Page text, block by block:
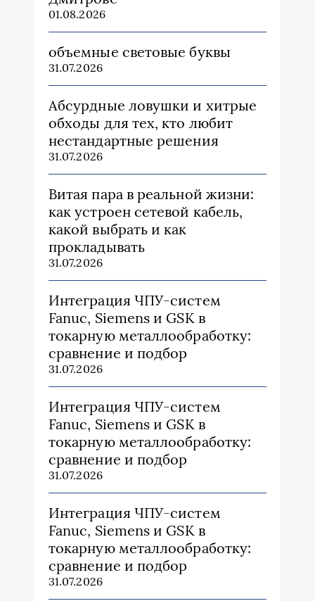
01.08.2026
объемные световые буквы
31.07.2026
Абсурдные ловушки и хитрые
обходы для тех, кто любит
нестандартные решения
31.07.2026
Витая пара в реальной жизни:
как устроен сетевой кабель,
какой выбрать и как
прокладывать
31.07.2026
Интеграция ЧПУ-систем
Fanuc, Siemens и GSK в
токарную металлообработку:
сравнение и подбор
31.07.2026
Интеграция ЧПУ-систем
Fanuc, Siemens и GSK в
токарную металлообработку:
сравнение и подбор
31.07.2026
Интеграция ЧПУ-систем
Fanuc, Siemens и GSK в
токарную металлообработку:
сравнение и подбор
31.07.2026